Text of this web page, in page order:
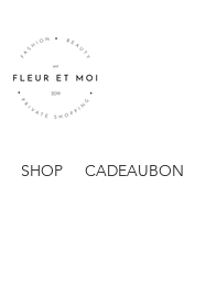
SHOP CADEAUBON